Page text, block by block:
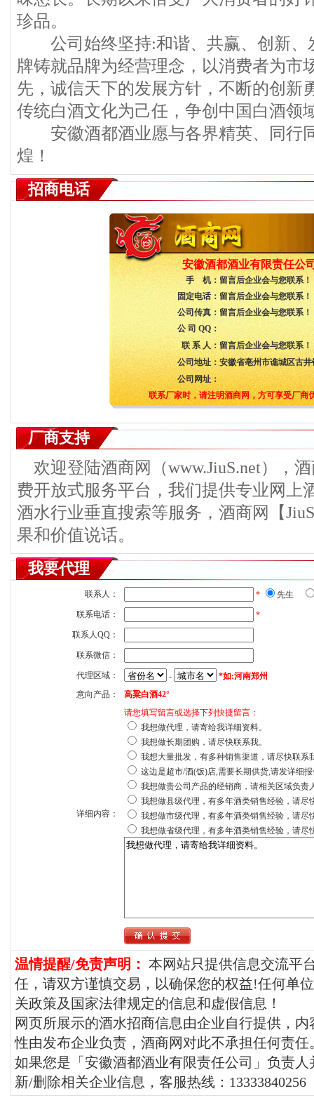
珍品。
公司始终坚持:和谐、共赢、创新、
牌铸就品牌为经营理念，以消费者为市
先，诚信天下的发展方针，不断的创新
传统白酒文化为己任，争创中国白酒领
安徽酒都酒业愿与各界精英、同行
煌！
招商电话
安徽酒都酒业有限责任公
手 机： 留言后企业会与您联系！
固定电话： 留言后企业会与您联系！
公司传真： 留言后企业会与您联系！
公 司 QQ：
联 系 人：留言后企业会与您联系！
公司地址：安徽省亳州市谯城区古
公司网址：
联系厂家时，请注明酒商网，方可享受厂商
厂商支持
欢迎登陆酒商网（www.JiuS.net），
费开放式服务平台，我们提供专业网上
酒水行业垂直搜索等服务，酒商网【
果和价值说话。
我要代理
联系人： *
先生
联系电话：
*
联系人QQ：
联系微信：
代理区域： -
*如:河南郑州
意向产品：
高粱白酒42°
详细内容：
请您填写留言或选择下列快捷留言：
我想做代理，请寄给我详细资料。
我想做长期团购，请尽快联系我。
我想大量批发，有多种销售渠道，请尽快联系
这边是超市/酒(饭)店,需要长期供货,请发详细
我想做贵公司产品的经销商，请相关区域负责
我想做县级代理，有多年酒类销售经验，请尽
我想做市级代理，有多年酒类销售经验，请尽
我想做省级代理，有多年酒类销售经验，请尽
温情提醒/免责声明： 本网站只提供信息交流平
任，请双方谨慎交易，以确保您的权益!任何单
关政策及国家法律规定的信息和虚假信息！
网页所展示的酒水招商信息由企业自行提供，
性由发布企业负责，酒商网对此不承担任何责任
如果您是「安徽酒都酒业有限责任公司」负责
新/删除相关企业信息，客服热线：13333840256